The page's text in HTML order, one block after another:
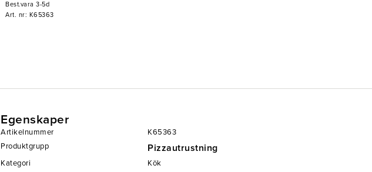
Best.vara 3-5d
Art. nr: K65363
Egenskaper
Artikelnummer
K65363
Produktgrupp
Pizzautrustning
Kategori
Kök